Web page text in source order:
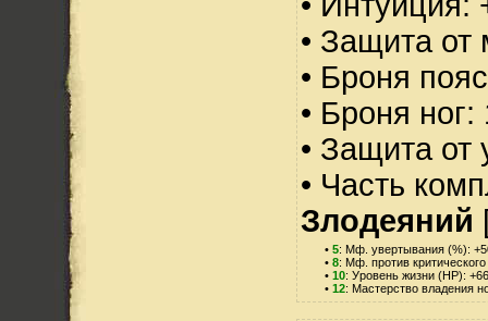
• Защита от
• Броня
• Броня
• Защита от
• Часть
Злодеяний
• 5: Мф. увертывания (%):
• 8: Мф. против
• 10: Уровень жизни (HP): +66
• 12: Мастерство владения